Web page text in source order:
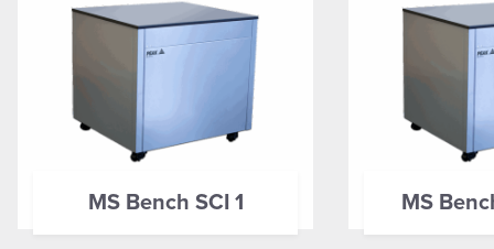
MS Bench SCI 1 MS